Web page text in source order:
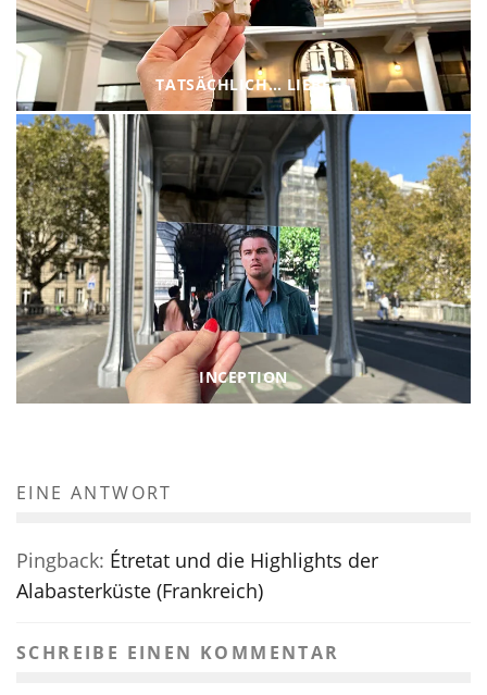
TATSÄCHLICH… LIEBE
INCEPTION
EINE ANTWORT
Pingback: Étretat und die Highlights der
Alabasterküste (Frankreich)
SCHREIBE EINEN KOMMENTAR